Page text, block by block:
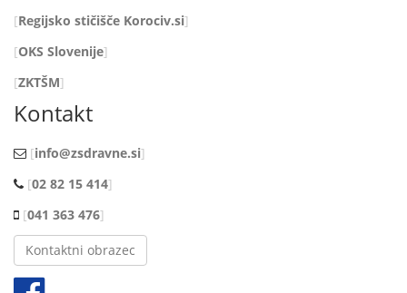
Regijsko stičišče Korociv.si
OKS Slovenije
ZKTŠM
Kontakt
info@zsdravne.si
02 82 15 414
041 363 476
Kontaktni obrazec